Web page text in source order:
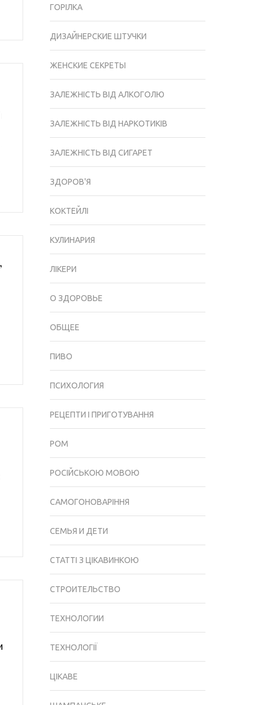
ГОРІЛКА
ДИЗАЙНЕРСКИЕ ШТУЧКИ
ЖЕНСКИЕ СЕКРЕТЫ
ЗАЛЕЖНІСТЬ ВІД АЛКОГОЛЮ
ЗАЛЕЖНІСТЬ ВІД НАРКОТИКІВ
ЗАЛЕЖНІСТЬ ВІД СИГАРЕТ
ЗДОРОВ'Я
КОКТЕЙЛІ
КУЛИНАРИЯ
ЛІКЕРИ
О ЗДОРОВЬЕ
ОБЩЕЕ
ПИВО
ПСИХОЛОГИЯ
РЕЦЕПТИ І ПРИГОТУВАННЯ
РОМ
РОСІЙСЬКОЮ МОВОЮ
САМОГОНОВАРІННЯ
СЕМЬЯ И ДЕТИ
СТАТТІ З ЦІКАВИНКОЮ
СТРОИТЕЛЬСТВО
ТЕХНОЛОГИИ
ТЕХНОЛОГІЇ
ЦІКАВЕ